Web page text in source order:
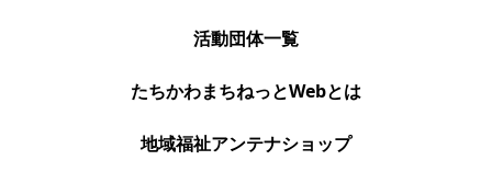
活動団体一覧
たちかわまちねっとWebとは
地域福祉アンテナショップ